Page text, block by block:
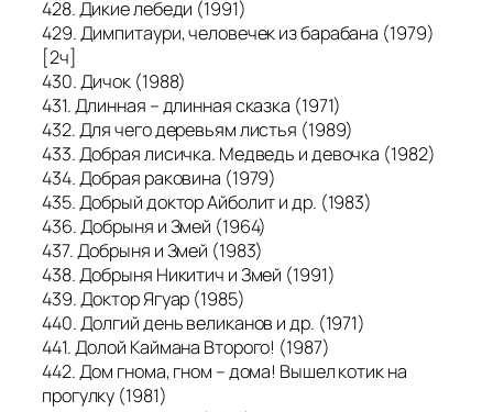
428. Дикие лебеди (1991)
429. Димпитаури, человечек из барабана (1979)
[2ч]
430. Дичок (1988)
431. Длинная – длинная сказка (1971)
432. Для чего деревьям листья (1989)
433. Добрая лисичка. Медведь и девочка (1982)
434. Добрая раковина (1979)
435. Добрый доктор Айболит и др. (1983)
436. Добрыня и Змей (1964)
437. Добрыня и Змей (1983)
438. Добрыня Никитич и Змей (1991)
439. Доктор Ягуар (1985)
440. Долгий день великанов и др. (1971)
441. Долой Каймана Второго! (1987)
442. Дом гнома, гном – дома! Вышел котик на
прогулку (1981)